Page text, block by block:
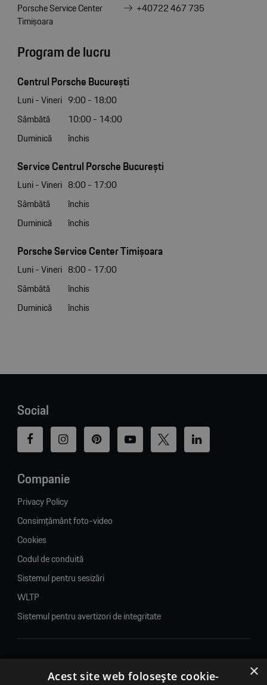
Porsche Service Center
Timișoara
+40722 467 735
Program de lucru
Centrul Porsche București
Luni - Vineri 9:00 - 18:00
Sâmbătă
10:00 - 14:00
Duminică
închis
Service Centrul Porsche București
Luni - Vineri 8:00 - 17:00
Sâmbătă
închis
Duminică
închis
Porsche Service Center Timișoara
Luni - Vineri 8:00 - 17:00
Sâmbătă
închis
Duminică
închis
Social
Companie
Privacy Policy
Consimțământ foto-video
Cookies
Codul de conduită
Sistemul pentru sesizări
WLTP
Sistemul pentru avertizori de integritate
© 2026. Porsche Inter Auto Romania. Toate drepturile rezervate. ×
Acest site web folosește cookie-